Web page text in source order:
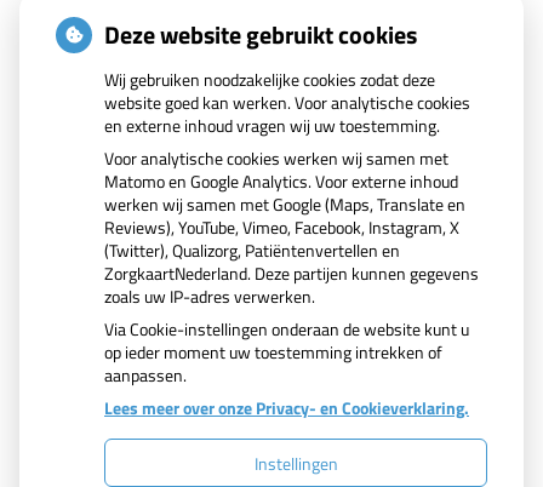
Anders
Volgende
Uw Zorg Online|Beheer
Deze website gebruikt cookies
Wij gebruiken noodzakelijke cookies zodat deze
website goed kan werken. Voor analytische cookies
en externe inhoud vragen wij uw toestemming.
Voor analytische cookies werken wij samen met
Matomo en Google Analytics. Voor externe inhoud
werken wij samen met Google (Maps, Translate en
Reviews), YouTube, Vimeo, Facebook, Instagram, X
(Twitter), Qualizorg, Patiëntenvertellen en
ZorgkaartNederland. Deze partijen kunnen gegevens
zoals uw IP-adres verwerken.
Via Cookie-instellingen onderaan de website kunt u
op ieder moment uw toestemming intrekken of
aanpassen.
Lees meer over onze Privacy- en Cookieverklaring.
Instellingen